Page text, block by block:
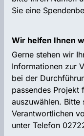
Sie eine
Wir helfen Ihnen
Gerne stehen wir
Informationen zur
bei der
passendes Projekt
auszuwählen.
Verantwortlichen
unter Telefon